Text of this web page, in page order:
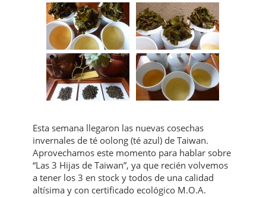
Esta semana llegaron las nuevas cosechas
invernales de té oolong (té azul) de Taiwan.
Aprovechamos este momento para hablar sobre
“Las 3 Hijas de Taiwan”, ya que recién volvemos
a tener los 3 en stock y todos de una calidad
altísima y con certificado ecológico M.O.A.